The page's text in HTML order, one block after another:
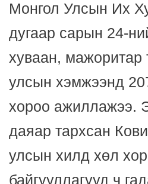
Монгол Улсын Их
дугаар сарын 24-
хуваан, мажоритар
улсын хэмжээнд
хороо ажиллажээ.
даяар тархсан
улсын хилд хөл
байгууллагууд ч